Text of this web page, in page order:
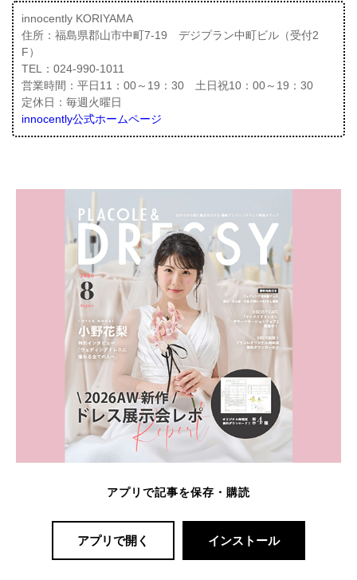
innocently KORIYAMA
住所：福島県郡山市中町7-19 デジプラン中町ビル（受付2
F）
TEL：024-990-1011
営業時間：平日11：00～19：30 土日祝10：00～19：30
定休日：毎週火曜日
innocently公式ホームページ
アプリで記事を保存・購読
アプリで開く インストール